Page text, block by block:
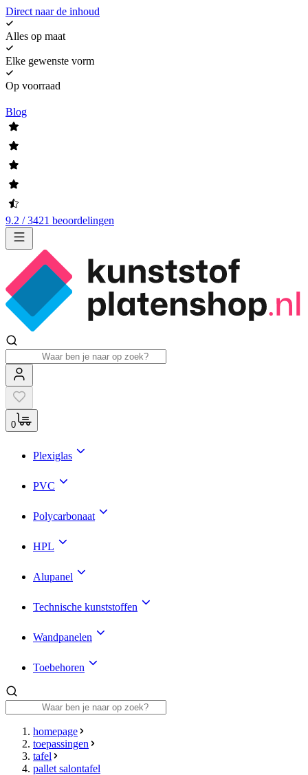
Direct naar de inhoud
Alles op maat
Elke gewenste vorm
Op voorraad
Blog
9.2 / 3421 beoordelingen
0
Plexiglas
PVC
Polycarbonaat
HPL
Alupanel
Technische kunststoffen
Wandpanelen
Toebehoren
homepage
toepassingen
tafel
pallet salontafel